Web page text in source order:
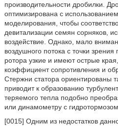
производительности дробилки.
оптимизирована с
моделирования, чтобы
девитализации семян сорняков,
воздействие. Однако, мало
воздушного потока с точки
ротора узкие и имеют острые
коэффициент сопротивления и
Стержни статора ориентированы
приводит к образованию
теряемого тепла подобно
или динамометру с гидротормозом.
[0015] Одним из недостатков